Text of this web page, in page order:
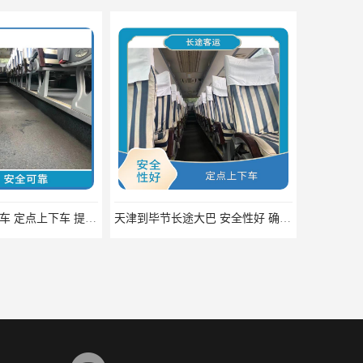
北京到贺州的客车 定点上下车 提供多班次选择 天津到毕节长途大巴 安全性好 确保乘客的安全